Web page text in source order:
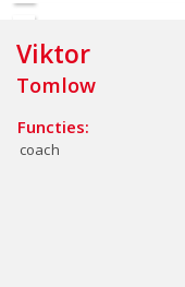
Viktor
Tomlow
Functies:
coach